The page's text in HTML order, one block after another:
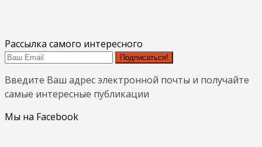
Рассылка самого интересного
Подписаться!
Введите Ваш адрес электронной почты и получайте
самые интересные публикации
Мы на Facebook